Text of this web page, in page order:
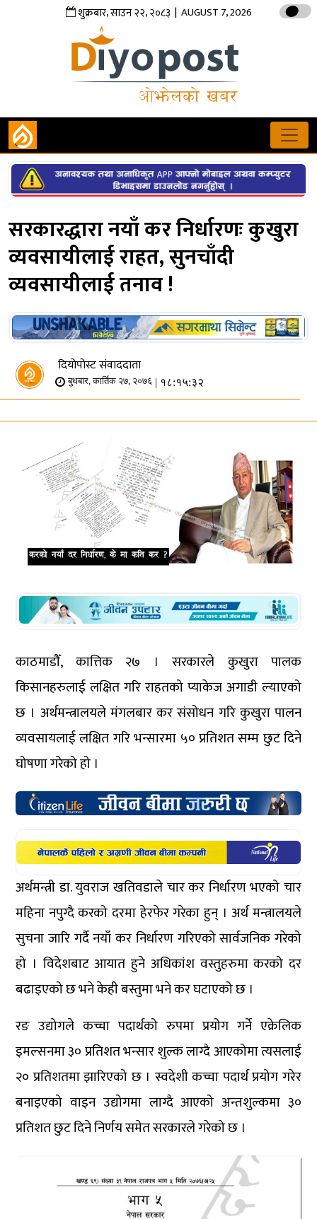
शुक्रबार,साउन२२,२०८३ | AUGUST 7, 2026
सरकारद्धारा नयाँ कर निर्धारणः कुखुरा
व्यवसायीलाई राहत, सुनचाँदी
व्यवसायीलाई तनाव !
दियोपोस्ट संवाददाता
बुधबार, कार्तिक २७, २०७६ | १८:१५:३२
काठमाडौँ, कात्तिक २७ । सरकारले कुखुरा पालक
किसानहरुलाई लक्षित गरि राहतको प्याकेज अगाडी ल्याएको
छ । अर्थमन्त्रालयले मंगलबार कर संसोधन गरि कुखुरा पालन
व्यवसायलाई लक्षित गरि भन्सारमा ५० प्रतिशत सम्म छुट दिने
घोषणा गरेको हो ।
अर्थमन्त्री डा. युवराज खतिवडाले चार कर निर्धारण भएको चार
महिना नपुग्दै करको दरमा हेरफेर गरेका हुन् । अर्थ मन्त्रालयले
सुचना जारि गर्दै नयाँ कर निर्धारण गरिएको सार्वजनिक गरेको
हो । विदेशबाट आयात हुने अधिकांश वस्तुहरुमा करको दर
बढाइएको छ भने केही बस्तुमा भने कर घटाएको छ ।
रङ उद्योगले कच्चा पदार्थको रुपमा प्रयोग गर्ने एक्रेलिक
इमल्सनमा ३० प्रतिशत भन्सार शुल्क लाग्दै आएकोमा त्यसलाई
२० प्रतिशतमा झारिएको छ । स्वदेशी कच्चा पदार्थ प्रयोग गरेर
बनाइएको वाइन उद्योगमा लाग्दै आएको अन्तशुल्कमा ३०
प्रतिशत छुट दिने निर्णय समेत सरकारले गरेको छ ।